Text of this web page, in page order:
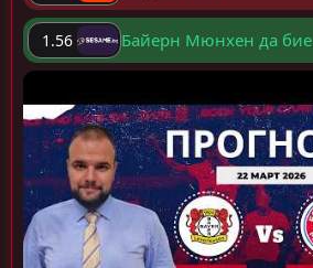
1.56 Байерн Мюнхен да бие